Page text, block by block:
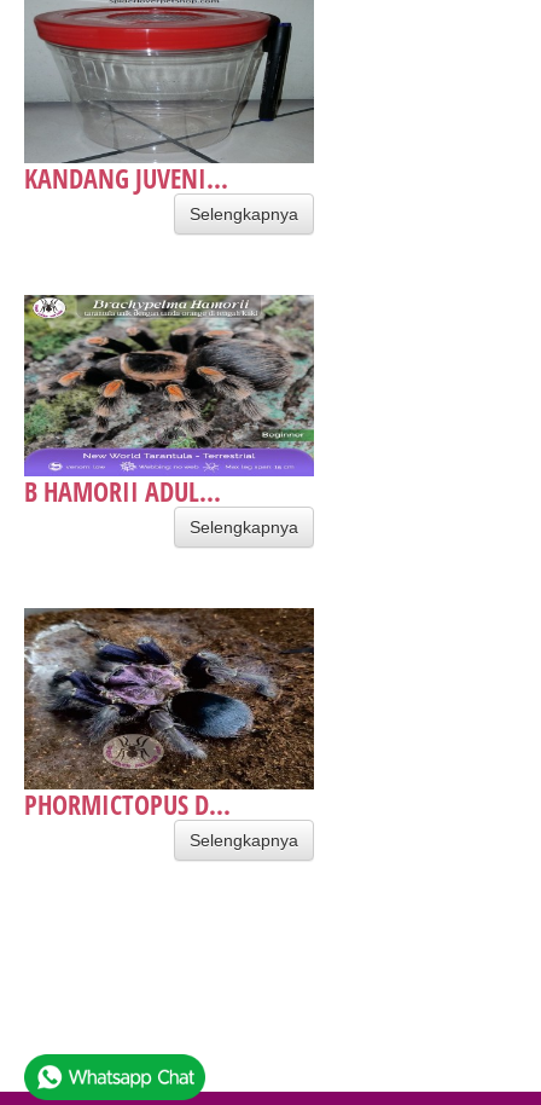
KANDANG JUVENI...
Selengkapnya
B HAMORII ADUL...
Selengkapnya
PHORMICTOPUS D...
Selengkapnya